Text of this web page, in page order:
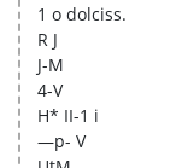
1 o dolciss.
R J
J-M
4-V
H* II-1 i
—p- V